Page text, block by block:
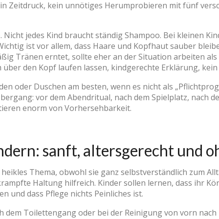
Zeitdruck, kein unnötiges Herumprobieren mit fünf
Nicht jedes Kind braucht ständig Shampoo. Bei kleinen
ist vor allem, dass Haare und Kopfhaut sauber
Tränen erntet, sollte eher an der Situation arbeiten
über den Kopf laufen lassen, kindgerechte Erklärung,
oder Duschen am besten, wenn es nicht als
vor dem Abendritual, nach dem Spielplatz, nach
enorm von Vorhersehbarkeit.
sanft, altersgerecht und
Thema, obwohl sie ganz selbstverständlich zum
Haltung hilfreich. Kinder sollen lernen, dass ihr
und dass Pflege nichts Peinliches ist.
dem Toilettengang oder bei der Reinigung von vorn